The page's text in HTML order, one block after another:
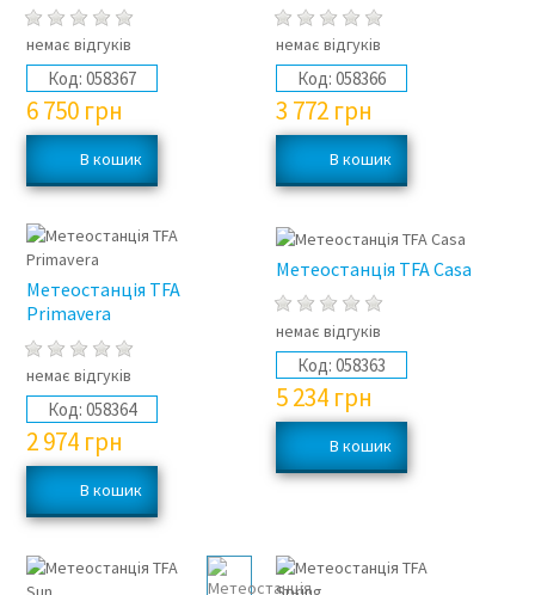
немає відгуків
Код: 058367
6 750 грн
немає відгуків
Код: 058366
3 772 грн
Метеостанція TFA
Primavera
немає відгуків
Код: 058364
2 974 грн
Метеостанція TFA Casa
немає відгуків
Код: 058363
5 234 грн